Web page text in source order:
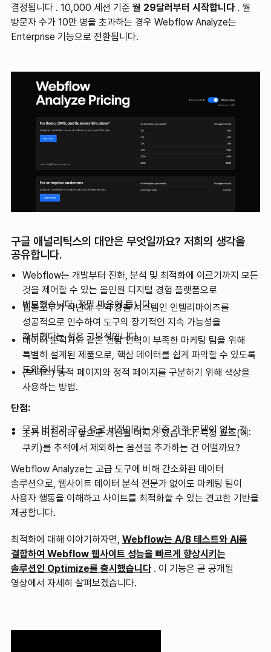
결정됩니다 . 10,000 세션 기준 월 29달러부터 시작합니다. 월
방문자 수가 10만 명을 초과하는 경우 Webflow Analyze는
Enterprise 기능으로 전환됩니다.
구글 애널리틱스의 대안은 무엇일까요? 저희의 생각을
공유합니다.
Webflow는 개발부터 진화, 분석 및 최적화에 이르기까지 모든
것을 제어할 수 있는 올인원 디지털 경험 플랫폼으로
변모했습니다. 정말 마음에 듭니다.
웹플로우가 작년에 수익 창출 시스템인 인텔리마이즈를
성공적으로 인수하여 도구의 장기적인 지속 가능성을
확보했다는 점은 고무적입니다.
데이터 분석가와 같은 전담 인력이 부족한 마케팅 팀을 위해
특별히 설계된 제품으로, 핵심 데이터를 쉽게 파악할 수 있도록
도와줍니다.
(보너스) 동적 페이지와 정적 페이지를 구분하기 위해 색상을
사용하는 방법.
단점:
무료 버전과 고급 유료 버전이라는 이중 가격 모델이 없는 것
초기 버전이라 앞으로 개선될 여지가 있습니다. 특정 요소(예:
쿠키)를 추적에서 제외하는 옵션을 추가하는 건 어떨까요?
Webflow Analyze는 고급 도구에 비해 간소화된 데이터
솔루션으로, 웹사이트 데이터 분석 전문가 없이도 마케팅 팀이
사용자 행동을 이해하고 사이트를 최적화할 수 있는 견고한 기반을
제공합니다.
최적화에 대해 이야기하자면, Webflow는 A/B 테스트와 AI를
결합하여 Webflow 웹사이트 성능을 빠르게 향상시키는
솔루션인 Optimize를 출시했습니다. 이 기능은 곧 공개될
영상에서 자세히 살펴보겠습니다.